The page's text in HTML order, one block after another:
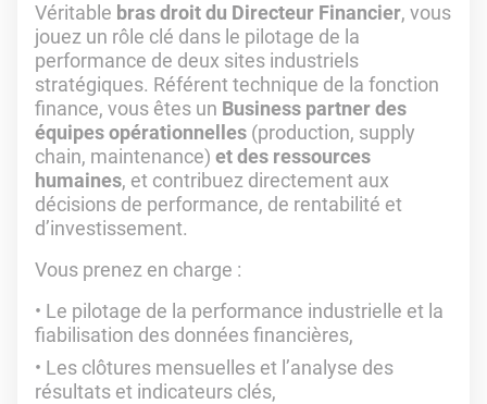
Véritable bras droit du Directeur Financier, vous
jouez un rôle clé dans le pilotage de la
performance de deux sites industriels
stratégiques. Référent technique de la fonction
finance, vous êtes un Business partner des
équipes opérationnelles (production, supply
chain, maintenance) et des ressources
humaines, et contribuez directement aux
décisions de performance, de rentabilité et
d’investissement.
Vous prenez en charge :
Le pilotage de la performance industrielle et la
fiabilisation des données financières,
Les clôtures mensuelles et l’analyse des
résultats et indicateurs clés,